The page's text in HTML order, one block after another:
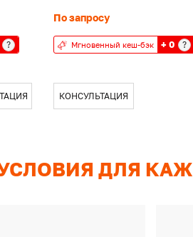
?
По запросу
Мгновенный кеш-бэк + 0 ?
КОНСУЛЬТАЦИЯ
ДЛЯ